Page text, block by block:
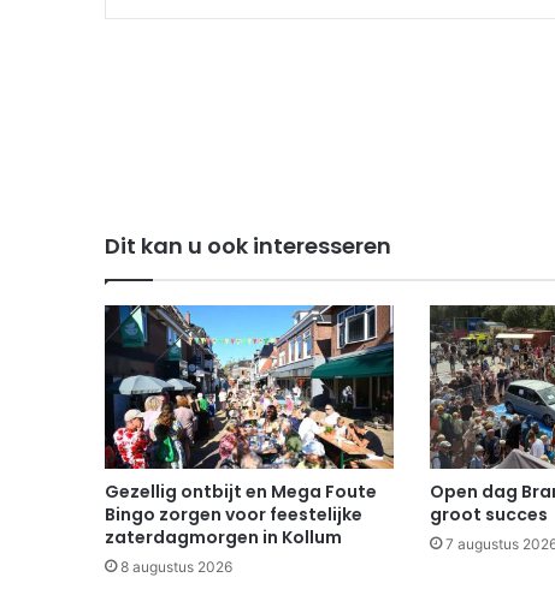
Dit kan u ook interesseren
Gezellig ontbijt en Mega Foute
Bingo zorgen voor feestelijke
zaterdagmorgen in Kollum
8 augustus 2026
Open dag
groot succes
7 augustus